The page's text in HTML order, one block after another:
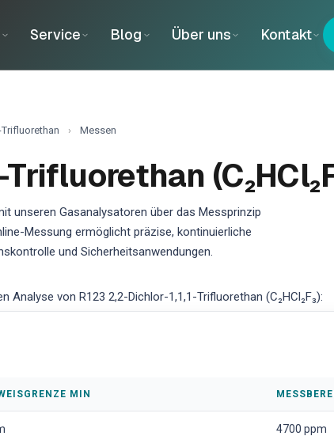
Service Blog Über uns Kontakt
› Messen
Trifluorethan
unseren Gasanalysatoren über das Messprinzip
Messung ermöglicht präzise, kontinuierliche
und Sicherheitsanwendungen.
von R123 2,2-Dichlor-1,1,1-Trifluorethan (C₂HCl₂F₃):
MIN
4700 ppm